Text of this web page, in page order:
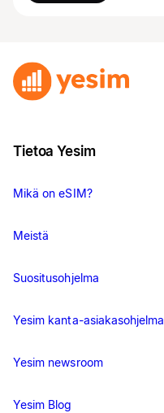
Tietoa Yesim
Mikä on eSIM?
Meistä
Suositusohjelma
Yesim kanta-asiakasohjelma
Yesim newsroom
Yesim Blog